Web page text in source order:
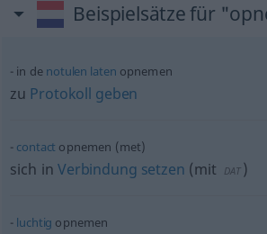
Beispielsätze für
in de notulen laten opnemen
zu Protokoll geben
contact opnemen (met)
sich inVerbindung setzen (mit DAT )
luchtig opnemen